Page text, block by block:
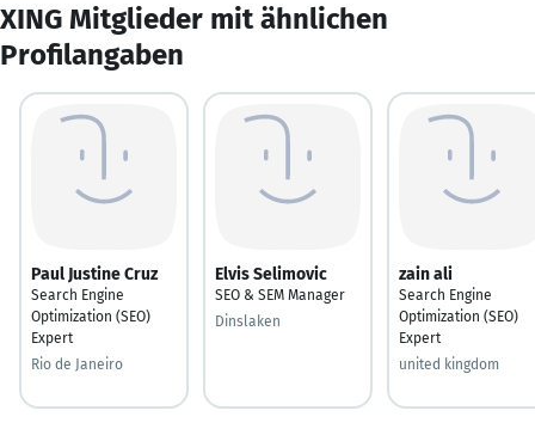
XING Mitglieder mit ähnlichen
Profilangaben
Paul Justine Cruz
Search Engine
Optimization (SEO)
Expert
Rio de Janeiro
Elvis Selimovic
SEO & SEM Manager
Dinslaken
zain ali
Search Engine
Optimization (SEO)
Expert
united kingdom